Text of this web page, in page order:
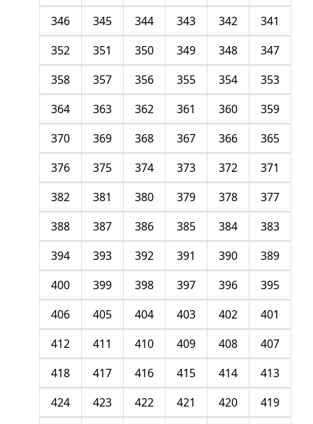
341
342
343
344
345
346
347
348
349
350
351
352
353
354
355
356
357
358
359
360
361
362
363
364
365
366
367
368
369
370
371
372
373
374
375
376
377
378
379
380
381
382
383
384
385
386
387
388
389
390
391
392
393
394
395
396
397
398
399
400
401
402
403
404
405
406
407
408
409
410
411
412
413
414
415
416
417
418
419
420
421
422
423
424